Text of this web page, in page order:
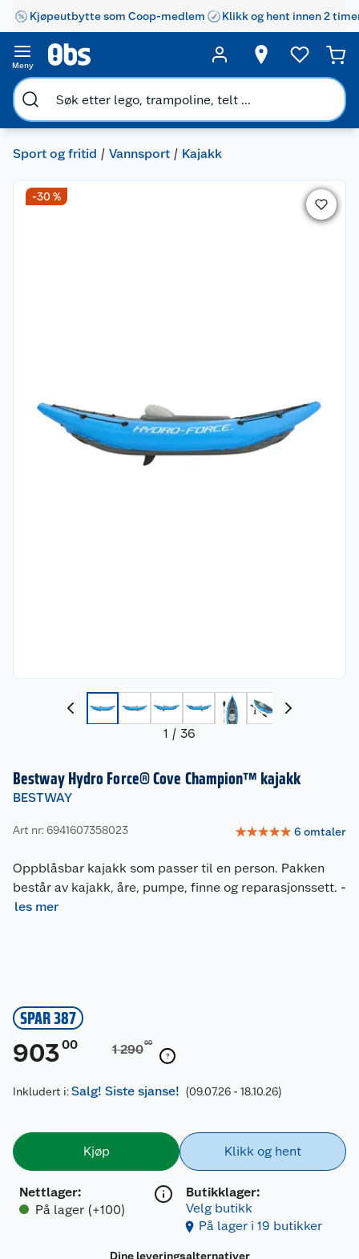
Kjøpeutbytte som Coop-medlem Klikk og hent innen 2
Meny
Sport og fritid Vannsport Kajakk
1 / 36
-30 %
Bestway Hydro Force® Cove Champion™ kajakk
BESTWAY
Art nr: 6941607358023 ☆☆☆☆☆ 6 omtaler
Oppblåsbar kajakk som passer til en person. Pakken
består av kajakk, åre, pumpe, finne og reparasjonssett. -
les mer
SPAR 387
90300 1 29000
Inkludert i:Salg! Siste sjanse! (09.07.26 - 18.10.26)
Kjøp
Nettlager:
På lager (+100)
Klikk og hent
Butikklager:
Velg butikk
På lager i 19 butikker
Dine leveringsalternativer